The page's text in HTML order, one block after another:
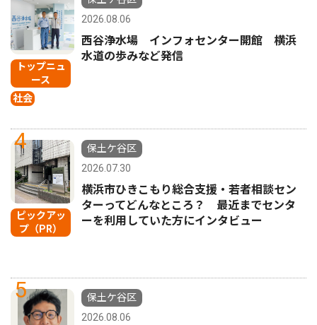
トップニュ
ース
社会
2026.08.06
西谷浄水場 インフォセンター開館 横浜
水道の歩みなど発信
4
ピックアッ
プ（PR）
保土ケ谷区
2026.07.30
横浜市ひきこもり総合支援・若者相談セン
ターってどんなところ？ 最近までセンタ
ーを利用していた方にインタビュー
5
保土ケ谷区
2026.08.06